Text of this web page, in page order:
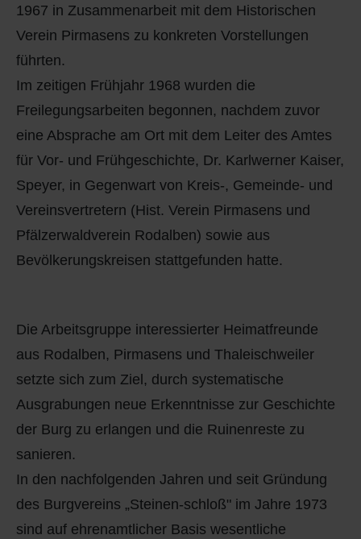
1967 in Zusammenarbeit mit dem Historischen
Verein Pirmasens zu konkreten Vorstellungen
führten.
Im zeitigen Frühjahr 1968 wurden die
Freilegungsarbeiten begonnen, nachdem zuvor
eine Absprache am Ort mit dem Leiter des Amtes
für Vor- und Frühgeschichte, Dr. Karlwerner Kaiser,
Speyer, in Gegenwart von Kreis-, Gemeinde- und
Vereinsvertretern (Hist. Verein Pirmasens und
Pfälzerwaldverein Rodalben) sowie aus
Bevölkerungskreisen stattgefunden hatte.
Die Arbeitsgruppe interessierter Heimatfreunde
aus Rodalben, Pirmasens und Thaleischweiler
setzte sich zum Ziel, durch systematische
Ausgrabungen neue Erkenntnisse zur Geschichte
der Burg zu erlangen und die Ruinenreste zu
sanieren.
In den nachfolgenden Jahren und seit Gründung
des Burgvereins „Steinen-schloß" im Jahre 1973
sind auf ehrenamtlicher Basis wesentliche